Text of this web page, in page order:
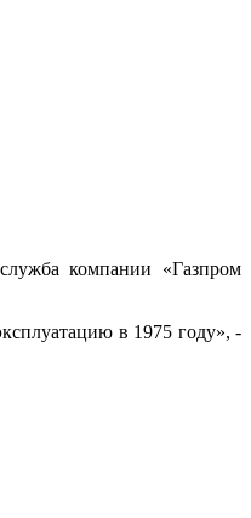
компании «Газпром
в 1975 году», -